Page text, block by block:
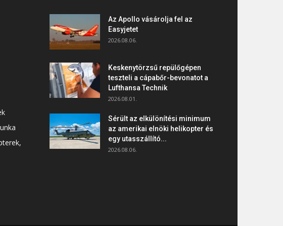
Az Apollo vásárolja fel az
Easyjetet
2026.08.06.
Keskenytörzsű repülőgépen
teszteli a cápabőr-bevonatot a
Lufthansa Technik
2026.08.01.
Sérült az elkülönítési minimum
az amerikai elnöki helikopter és
egy utasszállító...
2026.08.06.